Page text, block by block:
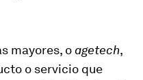
mayores, oagetech,
o servicio que